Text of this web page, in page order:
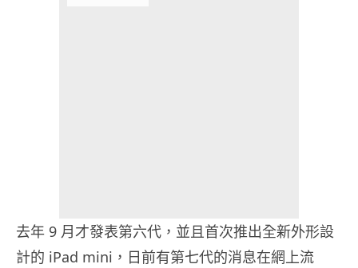
去年 9 月才發表第六代，並且首次推出全新外形設
計的 iPad mini，日前有第七代的消息在網上流